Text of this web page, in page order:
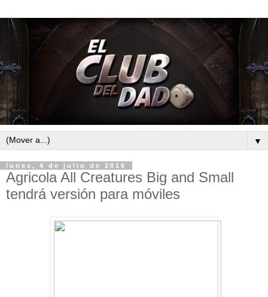
▼
lunes, 4 de julio de 2016
Agricola All Creatures Big and Small
tendrá versión para móviles